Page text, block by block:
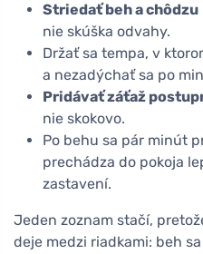
Striedať beh a chôdzu
nie skúška odvahy.
Držať sa tempa, v
a nezadýchať sa po
Pridávať záťaž
nie skokovo.
Po behu sa pár minút
prechádza do pokoja
zastavení.
Jeden zoznam stačí,
deje medzi riadkami: beh